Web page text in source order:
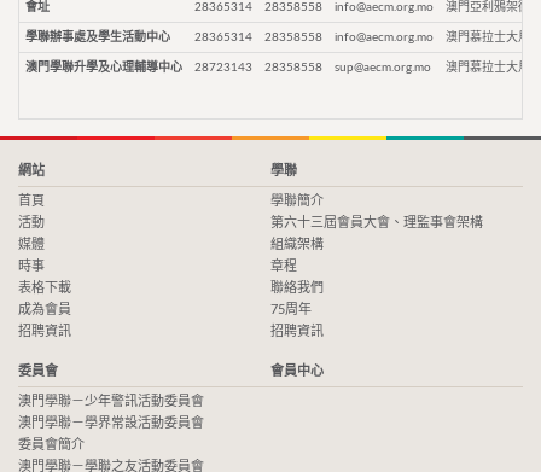
會址 28365314 28358558 info@aecm.org.mo 澳門亞利鴉架街9
學聯辦事處及學生活動中心 28365314 28358558 info@aecm.org.mo 澳門慕拉士大馬
澳門學聯升學及心理輔導中心 28723143 28358558 sup@aecm.org.mo 澳門慕拉士大馬
網站
首頁
活動
媒體
時事
表格下載
成為會員
招聘資訊
學聯
學聯簡介
第六十三屆會員大會、理監事會架構
組織架構
章程
聯絡我們
75周年
招聘資訊
委員會
澳門學聯－少年警訊活動委員會
澳門學聯－學界常設活動委員會
委員會簡介
澳門學聯－學聯之友活動委員會
會員中心